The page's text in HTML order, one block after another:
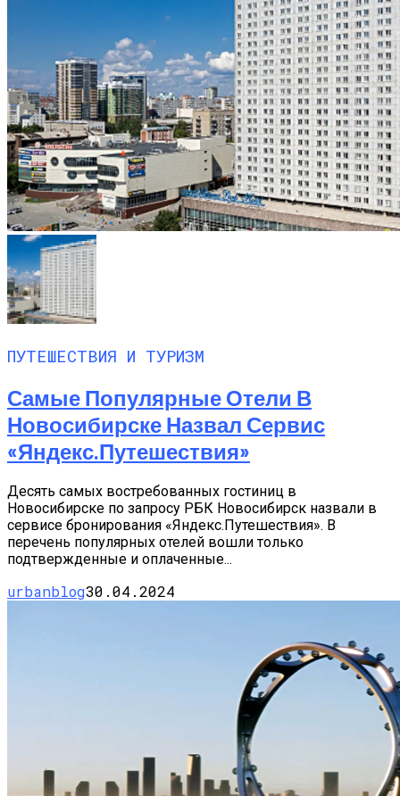
ПУТЕШЕСТВИЯ И ТУРИЗМ
Самые Популярные Отели В
Новосибирске Назвал Сервис
«Яндекс.Путешествия»
Десять самых востребованных гостиниц в
Новосибирске по запросу РБК Новосибирск назвали в
сервисе бронирования «Яндекс.Путешествия». В
перечень популярных отелей вошли только
подтвержденные и оплаченные...
urbanblog30.04.2024